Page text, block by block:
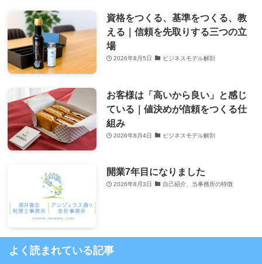
資格をつくる、基準をつくる、教
える｜信頼を先取りする三つの立
場
2026年8月5日 ビジネスモデル解剖
お客様は「高いから良い」と感じ
ている｜値決めが信頼をつくる仕
組み
2026年8月4日 ビジネスモデル解剖
開業7年目になりました
2026年8月3日 自己紹介、当事務所の特徴
よく読まれている記事